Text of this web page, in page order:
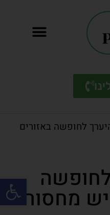
לחופשה באזורים
מחסור
פתח